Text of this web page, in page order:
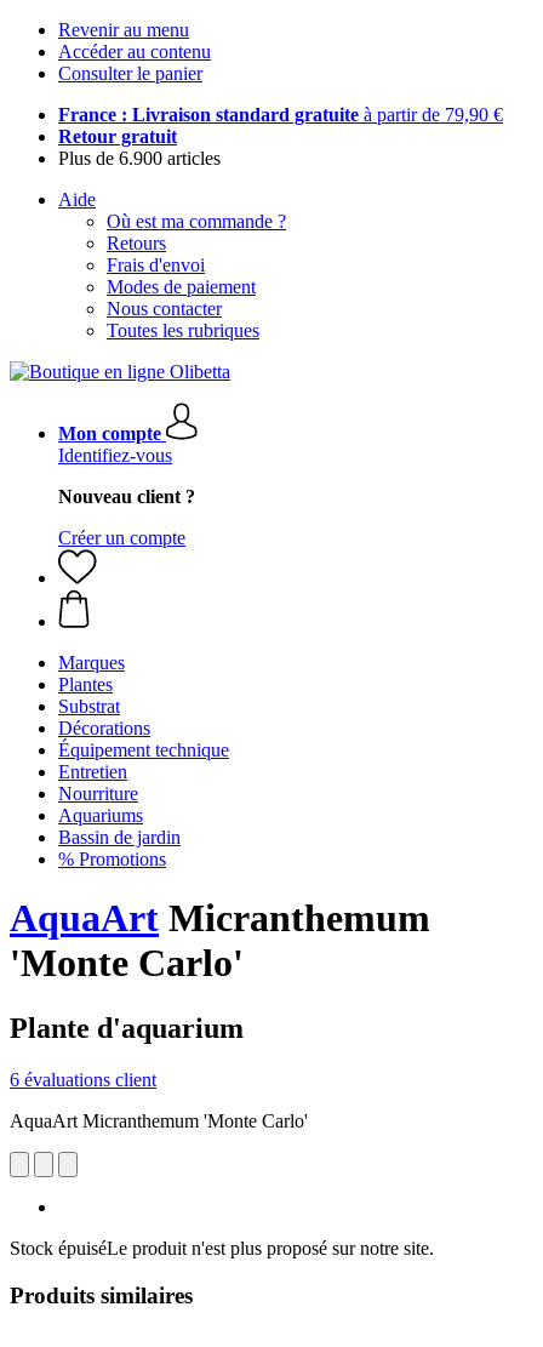
Revenir au menu
Accéder au contenu
Consulter le panier
France : Livraison standard gratuite à partir de 79,90 €
Retour gratuit
Plus de 6.900 articles
Aide
Où est ma commande ?
Retours
Frais d'envoi
Modes de paiement
Nous contacter
Toutes les rubriques
Mon compte
Identifiez-vous
Nouveau client ?
Créer un compte
Marques
Plantes
Substrat
Décorations
Équipement technique
Entretien
Nourriture
Aquariums
Bassin de jardin
% Promotions
AquaArt Micranthemum
'Monte Carlo'
Plante d'aquarium
6 évaluations client
AquaArt Micranthemum 'Monte Carlo'
Stock épuiséLe produit n'est plus proposé sur notre site.
Produits similaires